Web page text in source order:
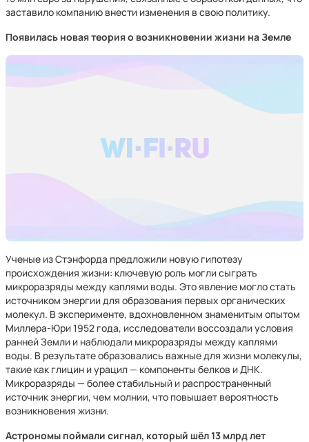
заставило компанию внести изменения в свою политику.
Появилась новая теория о возникновении жизни на Земле
Ученые из Стэнфорда предложили новую гипотезу
происхождения жизни: ключевую роль могли сыграть
микроразряды между каплями воды. Это явление могло стать
источником энергии для образования первых органических
молекул. В эксперименте, вдохновленном знаменитым опытом
Миллера-Юри 1952 года, исследователи воссоздали условия
ранней Земли и наблюдали микроразряды между каплями
воды. В результате образовались важные для жизни молекулы,
такие как глицин и урацил — компоненты белков и ДНК.
Микроразряды — более стабильный и распространенный
источник энергии, чем молнии, что повышает вероятность
возникновения жизни.
Астрономы поймали сигнал, который шёл 13 млрд лет